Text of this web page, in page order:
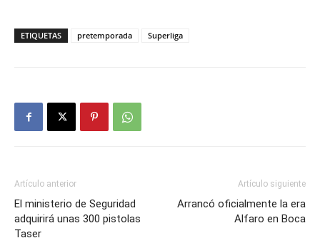
ETIQUETAS pretemporada Superliga
Artículo anterior
El ministerio de Seguridad
adquirirá unas 300 pistolas
Taser
Artículo siguiente
Arrancó oficialmente la era
Alfaro en Boca